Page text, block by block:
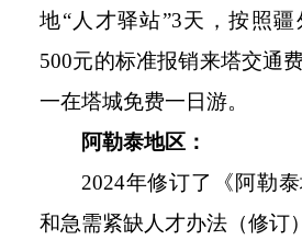
地“人才驿站”3天，按照疆
500元的标准报销来塔交通
一在塔城免费一日游。
阿勒泰地区：
2024年修订了《阿勒
和急需紧缺人才办法（修订